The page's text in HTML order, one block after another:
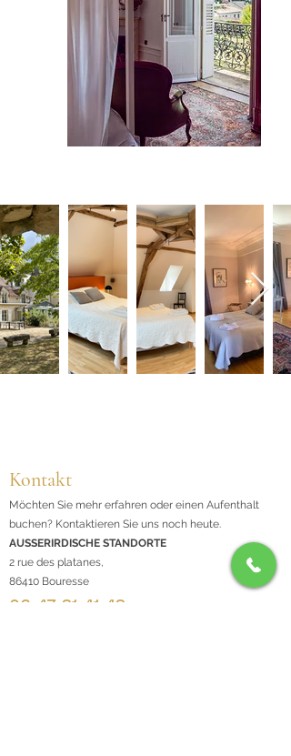
Kontakt
Möchten Sie mehr erfahren oder einen Aufenthalt
buchen? Kontaktieren Sie uns noch heute.
AUSSERIRDISCHE STANDORTE
2 rue des platanes,
86410 Bouresse
06 47 31 41 43